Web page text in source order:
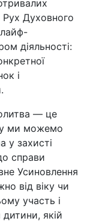
Рух Духовного
діяльності:
і
— це
ми можемо
у захисті
справи
Усиновлення
від віку чи
участь і
якій